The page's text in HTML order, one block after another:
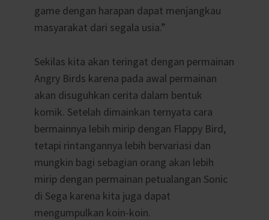
game dengan harapan dapat menjangkau
masyarakat dari segala usia.”
Sekilas kita akan teringat dengan permainan
Angry Birds karena pada awal permainan
akan disuguhkan cerita dalam bentuk
komik. Setelah dimainkan ternyata cara
bermainnya lebih mirip dengan Flappy Bird,
tetapi rintangannya lebih bervariasi dan
mungkin bagi sebagian orang akan lebih
mirip dengan permainan petualangan Sonic
di Sega karena kita juga dapat
mengumpulkan koin-koin.